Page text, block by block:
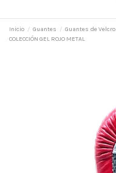
Inicio Guantes Guantes de Velcro
COLECCIÓN GEL ROJO METAL